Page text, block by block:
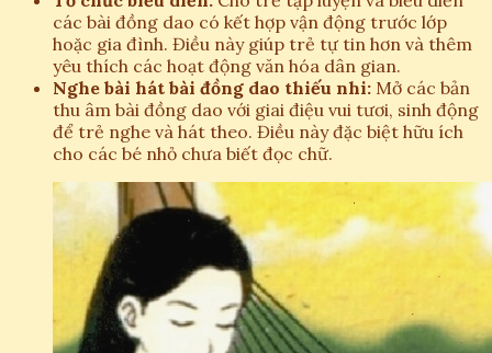
các bài đồng dao có kết hợp vận động trước lớp
hoặc gia đình. Điều này giúp trẻ tự tin hơn và thêm
yêu thích các hoạt động văn hóa dân gian.
Nghe bài hát bài đồng dao thiếu nhi: Mở các bản
thu âm bài đồng dao với giai điệu vui tươi, sinh động
để trẻ nghe và hát theo. Điều này đặc biệt hữu ích
cho các bé nhỏ chưa biết đọc chữ.